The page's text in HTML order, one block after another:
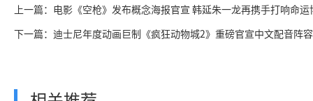
上一篇：电影《空枪》发布概念海报官宣 韩延朱一龙再携手打响命运
下一篇：迪士尼年度动画巨制《疯狂动物城2》重磅官宣中文配音阵容